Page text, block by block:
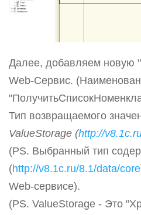
Далее, добавляем новую
Web-Сервис.
Тип возвращаемого
ValueStorage (http://
(PS. Выбранный тип
(http://v8.1c.ru/8.1/data/core
Web-сервисе).
(PS. ValueStorage - Это